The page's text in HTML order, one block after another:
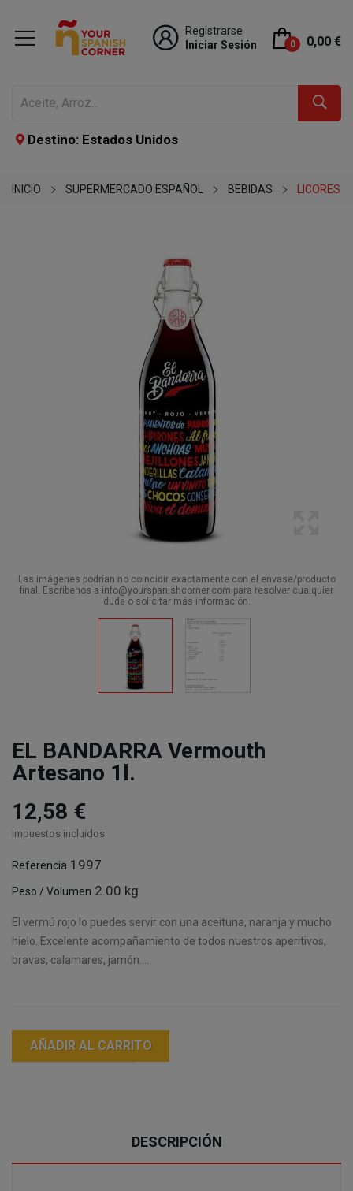
Registrarse
Iniciar Sesión
0 0,00 €
Destino: Estados Unidos
INICIO SUPERMERCADO ESPAÑOL BEBIDAS LICORES
Las imágenes podrían no coincidir exactamente con el envase/producto
final. Escríbenos a info@yourspanishcorner.com para resolver cualquier
duda o solicitar más información.
EL BANDARRA Vermouth
Artesano 1l.
12,58 €
Impuestos incluidos
Referencia 1997
Peso / Volumen 2.00 kg
El vermú rojo lo puedes servir con una aceituna, naranja y mucho
hielo. Excelente acompañamiento de todos nuestros aperitivos,
bravas, calamares, jamón....
AÑADIR AL CARRITO
DESCRIPCIÓN